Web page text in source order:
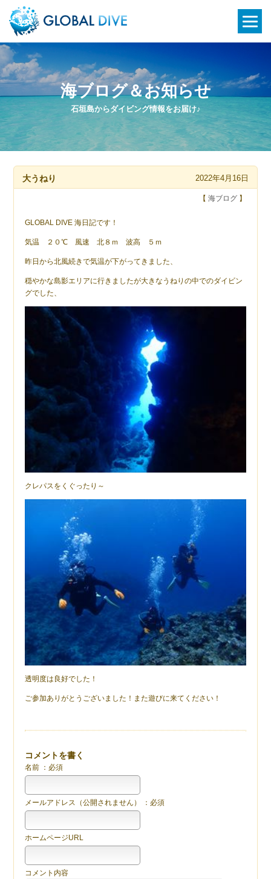
石垣島からダイビング情報をお届け♪
海ブログ＆お知らせ
大うねり 2022年4月16日
【 海ブログ】
GLOBAL DIVE 海日記です！
気温 ２０℃ 風速 北８ｍ 波高 ５ｍ
昨日から北風続きで気温が下がってきました、
穏やかな島影エリアに行きましたが大きなうねりの中でのダイビン
グでした、
クレパスをくぐったり～
透明度は良好でした！
ご参加ありがとうございました！また遊びに来てください！
コメントを書く
名前 ：必須
メールアドレス（公開されません） ：必須
ホームページURL
コメント内容